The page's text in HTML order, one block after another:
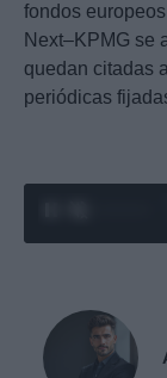
fondos
Next–KPMG se
quedan citadas
periódicas